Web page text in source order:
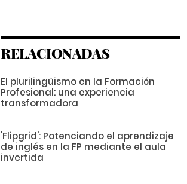
RELACIONADAS
El plurilingüismo en la Formación
Profesional: una experiencia
transformadora
'Flipgrid': Potenciando el aprendizaje
de inglés en la FP mediante el aula
invertida